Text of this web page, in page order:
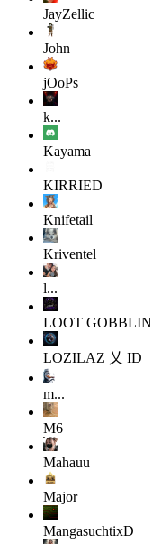
JayZellic
John
jOoPs
k...
Kayama
KIRRIED
Knifetail
Kriventel
l...
LOOT GOBBLIN
LOZILAZ 乂 ID
m...
M6
Mahauu
Major
MangasuchtixD